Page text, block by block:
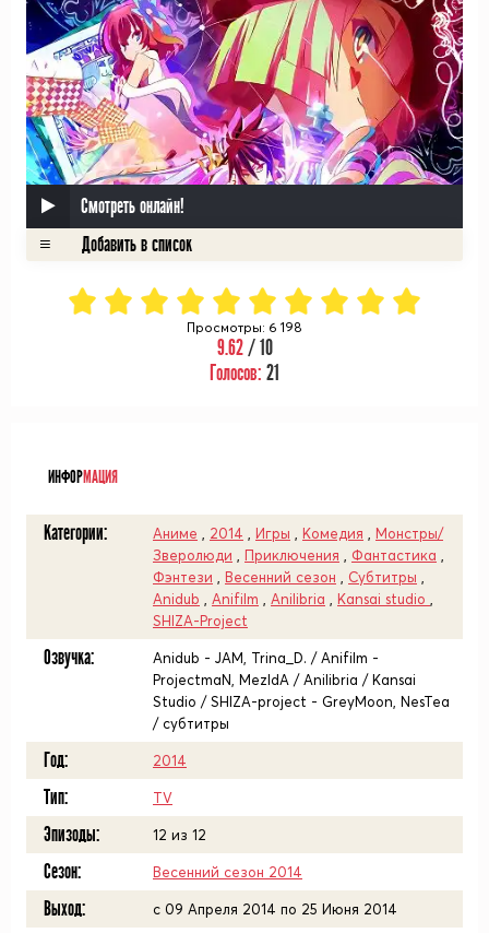
Смотреть онлайн!
Просмотры: 6 198
9.62/ 10
Голосов: 21
ИНФОРМАЦИЯ
Категории: Аниме 2014 Игры Комедия
Монстры/
Зверолюди
Приключения Фантастика
Фэнтези
Весенний сезон Субтитры
Anidub
Anifilm Anilibria Kansai studio
SHIZA-Project
Озвучка:
Anidub - JAM, Trina_D. / Anifilm -
ProjectmaN, MezIdA / Anilibria / Kansai
Studio / SHIZA-project - GreyMoon, NesTea
/ субтитры
Год: 2014
Тип: TV
Эпизоды: 12 из 12
Сезон: Весенний сезон 2014
Выход: c 09 Апреля 2014 по 25 Июня 2014